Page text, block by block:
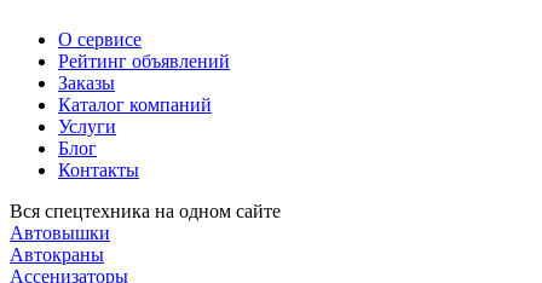
О сервисе
Рейтинг объявлений
Заказы
Каталог компаний
Услуги
Блог
Контакты
Вся спецтехника на одном сайте
Автовышки
Автокраны
Ассенизаторы